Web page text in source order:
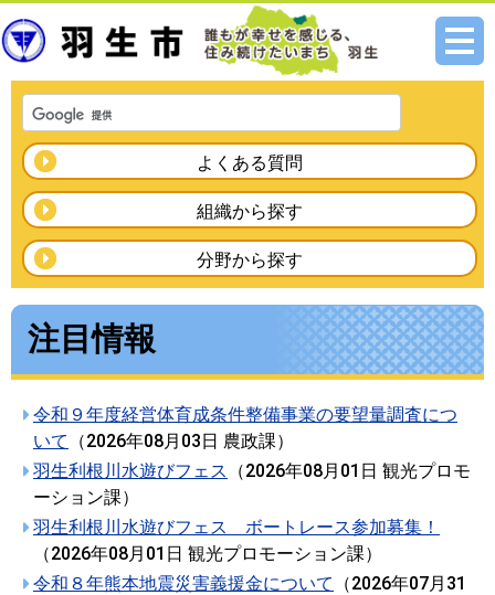
メニ
よくある質問
組織から探す
分野から探す
注目情報
令和９年度経営体育成条件整備事業の要望量調査につ
いて
（2026年08月03日 農政課）
羽生利根川水遊びフェス
（2026年08月01日 観光プロモ
ーション課）
羽生利根川水遊びフェス ボートレース参加募集！
（2026年08月01日 観光プロモーション課）
令和８年熊本地震災害義援金について
（2026年07月31